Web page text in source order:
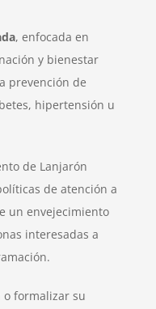
, enfocada en
y bienestar
prevención de
hipertensión u
de Lanjarón
de atención a
un envejecimiento
interesadas a
o formalizar su